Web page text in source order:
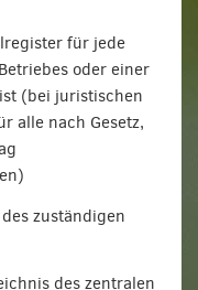
für jede
oder einer
(bei juristischen
alle nach Gesetz,
zuständigen
des zentralen